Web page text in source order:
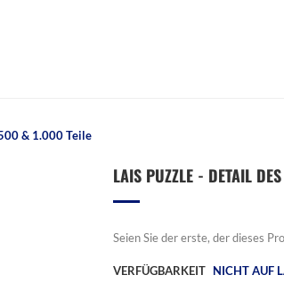
& 1.000 Teile
LAIS PUZZLE - DETAIL
Seien Sie der erste, der dieses
VERFÜGBARKEIT NICHT AUF